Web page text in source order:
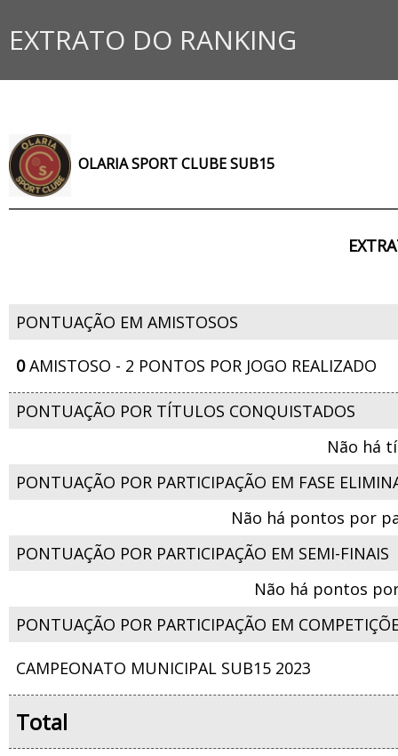
EXTRATO DO RANKING
OLARIA SPORT CLUBE SUB15
PONTUAÇÃO EM AMISTOSOS
0AMISTOSO - 2 PONTOS POR JOGO REALIZADO
PONTUAÇÃO POR TÍTULOS CONQUISTADOS
Não há
PONTUAÇÃO POR PARTICIPAÇÃO EM FASE
Não há pontos por
PONTUAÇÃO POR PARTICIPAÇÃO EM SEMI-FINAIS
Não há pontos
PONTUAÇÃO POR PARTICIPAÇÃO EM
CAMPEONATO MUNICIPAL SUB15 2023
Total